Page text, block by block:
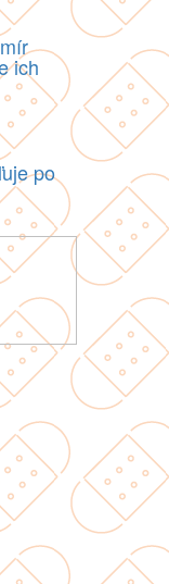
ich
po